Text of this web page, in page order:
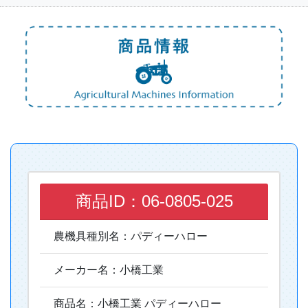
商品ID：06-0805-025
農機具種別名：パディーハロー
メーカー名：小橋工業
商品名：小橋工業 パディーハロー